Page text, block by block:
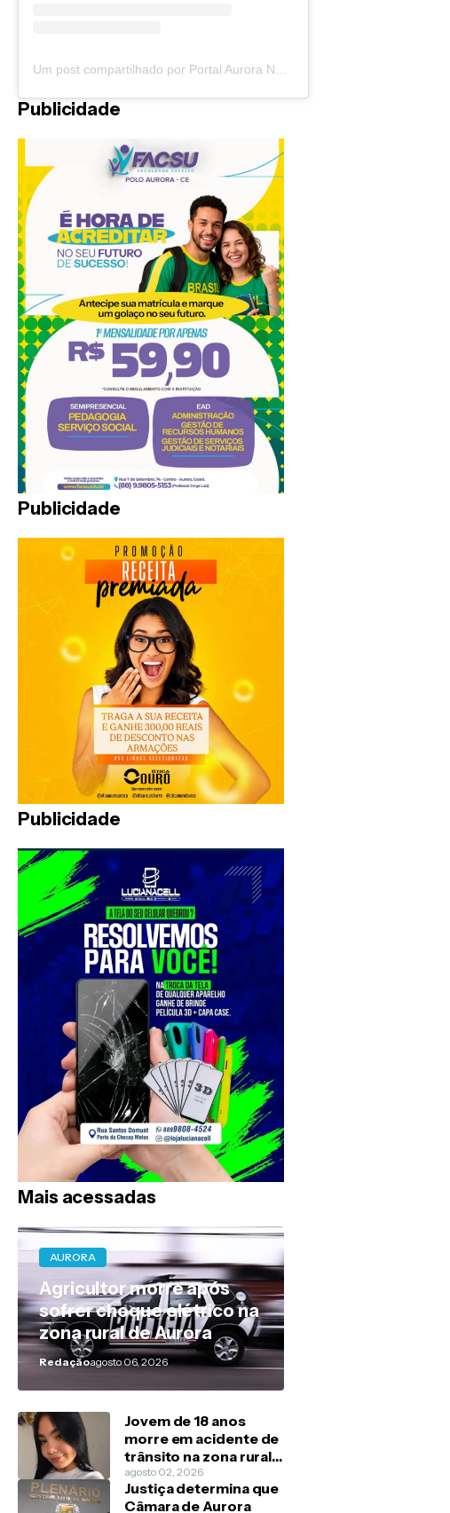
Publicidade
Publicidade
Publicidade
Mais acessadas
AURORA
Agricultor morre após
sofrer choque elétrico na
zona rural de Aurora
Redaçãoagosto 06, 2026
Jovem de 18 anos
morre em acidente de
trânsito na zona rural
de Barbalha
agosto 02, 2026
Justiça determina que
Câmara de Aurora